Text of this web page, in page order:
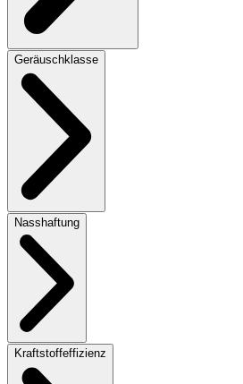
Geräuschklasse
Nasshaftung
Kraftstoffeffizienz